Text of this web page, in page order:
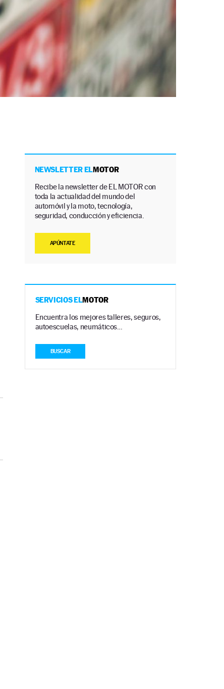
NEWSLETTER ELMOTOR
Recibe la newsletter de EL MOTOR con
toda la actualidad del mundo del
automóvil y la moto, tecnología,
seguridad, conducción y eficiencia.
APÚNTATE
SERVICIOS ELMOTOR
Encuentra los mejores talleres, seguros,
autoescuelas, neumáticos…
BUSCAR